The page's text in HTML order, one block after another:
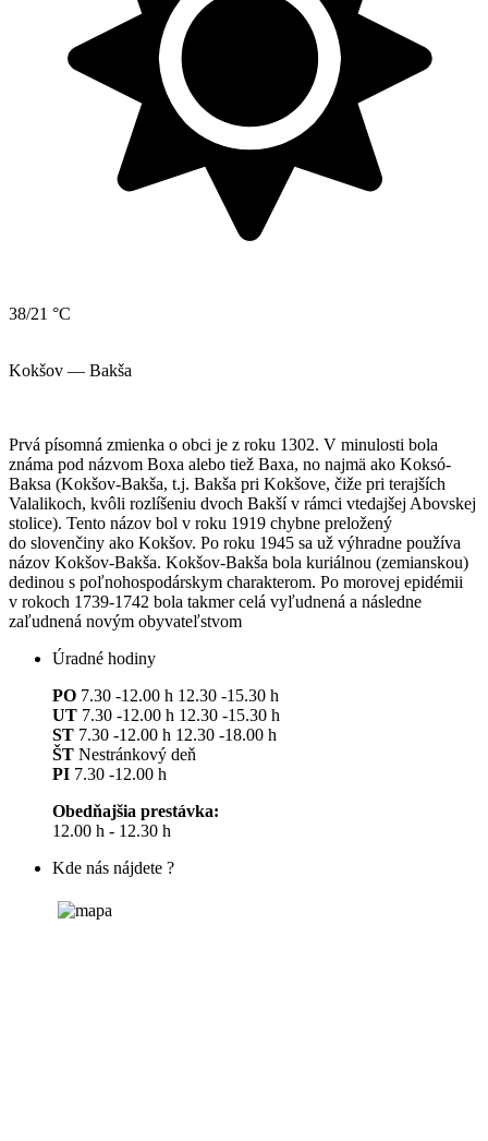
38/21 °C
Kokšov — Bakša
Prvá písomná zmienka o obci je z roku 1302. V minulosti bola
známa pod názvom Boxa alebo tiež Baxa, no najmä ako Koksó-
Baksa (Kokšov-Bakša, t.j. Bakša pri Kokšove, čiže pri terajších
Valalikoch, kvôli rozlíšeniu dvoch Bakší v rámci vtedajšej Abovskej
stolice). Tento názov bol v roku 1919 chybne preložený
do slovenčiny ako Kokšov. Po roku 1945 sa už výhradne používa
názov Kokšov-Bakša. Kokšov-Bakša bola kuriálnou (zemianskou)
dedinou s poľnohospodárskym charakterom. Po morovej epidémii
v rokoch 1739-1742 bola takmer celá vyľudnená a následne
zaľudnená novým obyvateľstvom
Úradné hodiny
PO 7.30 -12.00 h 12.30 -15.30 h
UT 7.30 -12.00 h 12.30 -15.30 h
ST 7.30 -12.00 h 12.30 -18.00 h
ŠT Nestránkový deň
PI 7.30 -12.00 h
Obedňajšia prestávka:
12.00 h - 12.30 h
Kde nás nájdete ?